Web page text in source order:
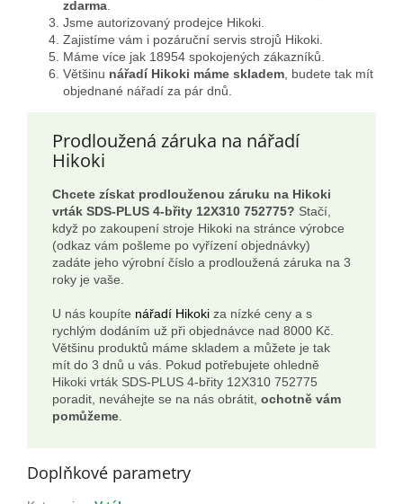
zdarma
Jsme autorizovaný prodejce Hikoki.
Zajistíme vám i pozáruční servis strojů Hikoki.
Máme více jak 18954 spokojených zákazníků.
Většinu nářadí Hikoki máme skladem , budete tak mít
objednané nářadí za pár dnů.
Prodloužená záruka na nářadí
Hikoki
Chcete získat prodlouženou záruku na Hikoki
vrták SDS-PLUS 4-břity 12X310 752775? Stačí,
když po zakoupení stroje Hikoki na stránce výrobce
(odkaz vám pošleme po vyřízení objednávky)
zadáte jeho výrobní číslo a prodloužená záruka na 3
roky je vaše.
U nás koupíte nářadí Hikoki za nízké ceny a s
rychlým dodáním už při objednávce nad 8000 Kč.
Většinu produktů máme skladem a můžete je tak
mít do 3 dnů u vás. Pokud potřebujete ohledně
Hikoki vrták SDS-PLUS 4-břity 12X310 752775
poradit, neváhejte se na nás obrátit, ochotně vám
pomůžeme
Doplňkové parametry